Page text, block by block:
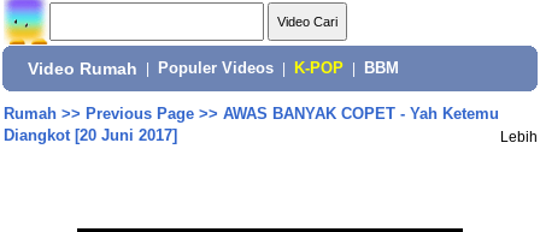
Video Rumah Populer Videos K-POP BBM
Rumah>> Previous Page>> AWAS BANYAK COPET - Yah Ketemu
Diangkot [20 Juni 2017]
Lebih